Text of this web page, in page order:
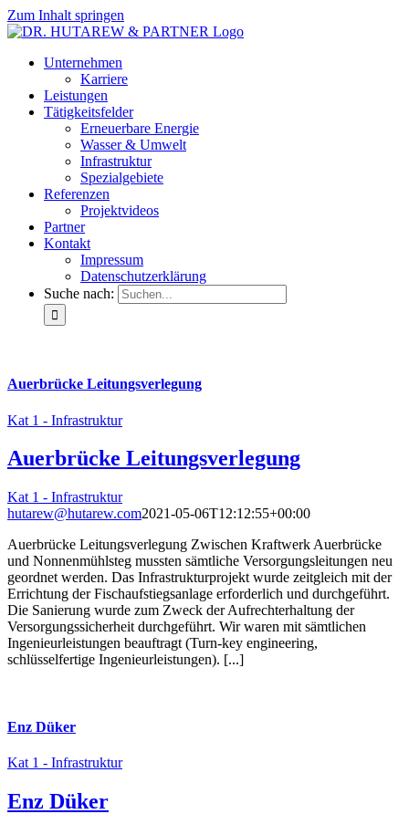
Zum Inhalt springen
Unternehmen
Karriere
Leistungen
Tätigkeitsfelder
Erneuerbare Energie
Wasser & Umwelt
Infrastruktur
Spezialgebiete
Referenzen
Projektvideos
Partner
Kontakt
Impressum
Datenschutzerklärung
Suche nach:
Auerbrücke Leitungsverlegung
Kat 1 - Infrastruktur
Auerbrücke Leitungsverlegung
Kat 1 - Infrastruktur
hutarew@hutarew.com2021-05-06T12:12:55+00:00
Auerbrücke Leitungsverlegung Zwischen Kraftwerk Auerbrücke
und Nonnenmühlsteg mussten sämtliche Versorgungsleitungen neu
geordnet werden. Das Infrastrukturprojekt wurde zeitgleich mit der
Errichtung der Fischaufstiegsanlage erforderlich und durchgeführt.
Die Sanierung wurde zum Zweck der Aufrechterhaltung der
Versorgungssicherheit durchgeführt. Wir waren mit sämtlichen
Ingenieurleistungen beauftragt (Turn-key engineering,
schlüsselfertige Ingenieurleistungen). [...]
Enz Düker
Kat 1 - Infrastruktur
Enz Düker